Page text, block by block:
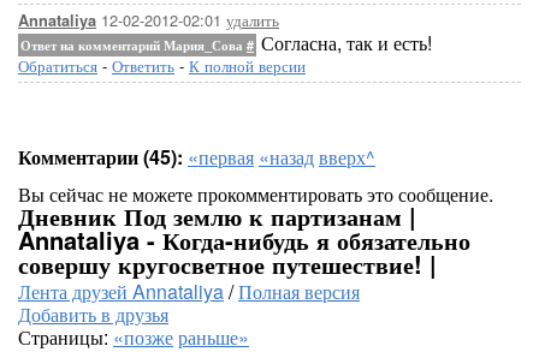
Annataliya 12-02-2012-02:01 удалить
Ответ на комментарий Мария_Сова # Согласна, так и есть!
Обратиться - Ответить - К полной версии
Комментарии (45): «первая «назадвверх^
Вы сейчас не можете прокомментировать это сообщение.
Дневник Под землю к партизанам |
Annataliya - Когда-нибудь я обязательно
совершу кругосветное путешествие! |
Лента друзей Annataliya/Полная версия
Добавить в друзья
Страницы: «позжераньше»